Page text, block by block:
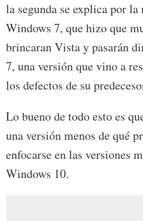
la segunda se explica por
Windows 7, que hizo que
brincaran Vista y pasarán
7, una versión que vino a
los defectos de su
Lo bueno de todo esto es
una versión menos de qué
enfocarse en las versiones
Windows 10.